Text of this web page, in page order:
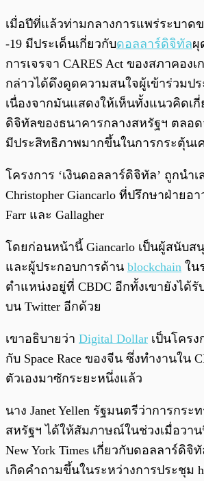
พร้อมเล่น
เมื่อปีที่แล้วท่ามกลางการแพร่ระบาด
-19 มีประเด็นเกี่ยวกับดอลลาร์ดิจิทัลผุ
การเจรจา CARES Act ของสภาคอง
กล่าวได้ดึงดูดความสนใจผู้เข้าร่วมป
เนื่องจากมันแสดงให้เห็นทั้งแนวคิดเกี่
ดิจิทัลของธนาคารกลางสหรัฐฯ ตลอ
มีประสิทธิภาพมากขึ้นในการกระตุ้นเ
โครงการ ‘เงินดอลลาร์ดิจิทัล’ ถูกนำ
Christopher Giancarlo ที่ปรึกษาฝ่ายอ
Farr และ Gallagher
โดยก่อนหน้านี้ Giancarlo เป็นผู้สนับส
และผู้ประกอบการด้าน blockchain ใน
ตำแหน่งอยู่ที่ CBDC อีกทั้งเขายังได้รับ
บน Twitter อีกด้วย
เขาอธิบายว่า Digital Dollar เป็นโคร
กับ Space Race ของจีน ซึ่งทำงานใน
ตัวเองมาซักระยะหนึ่งแล้ว
นาง Janet Yellen รัฐมนตรีว่าการกระ
สหรัฐฯ ได้ให้สัมภาษณ์ในช่วงเมื่อวา
New York Times เกี่ยวกับดอลลาร์ดิจิ
เกิดคำถามขึ้นในระหว่างการประชุม